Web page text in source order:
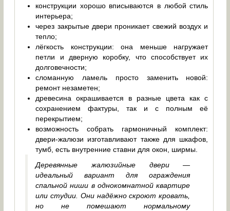
конструкции хорошо вписываются в любой стиль
интерьера;
через закрытые двери проникает свежий воздух и
тепло;
лёгкость конструкции: она меньше нагружает
петли и дверную коробку, что способствует их
долговечности;
сломанную ламель просто заменить новой:
ремонт незаметен;
древесина окрашивается в разные цвета как с
сохранением фактуры, так и с полным её
перекрытием;
возможность собрать гармоничный комплект:
двери-жалюзи изготавливают также для шкафов,
тумб, есть внутренние ставни для окон, ширмы.
Деревянные жалюзийные двери —
идеальный вариант для ограждения
спальной ниши в однокомнатной квартире
или студии. Они надёжно скроют кровать,
но не помешают нормальному